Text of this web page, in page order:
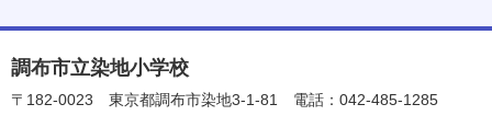
調布市立染地小学校
〒182-0023 東京都調布市染地3-1-81 電話：042-485-1285